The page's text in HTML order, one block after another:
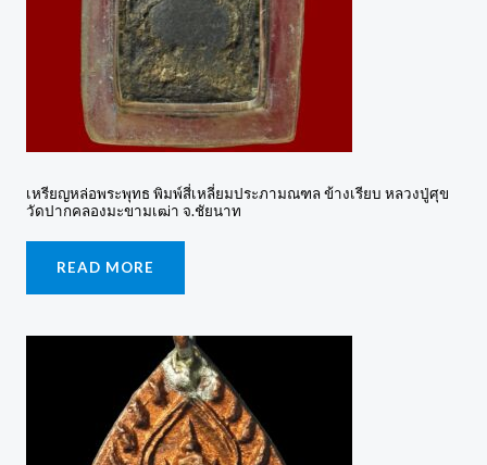
เหรียญหล่อพระพุทธ พิมพ์สี่เหลี่ยมประภามณฑล ข้างเรียบ หลวงปู่ศุข
วัดปากคลองมะขามเฒ่า จ.ชัยนาท
READ MORE